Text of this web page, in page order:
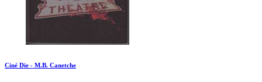
Ciné Die - M.B. Canetche